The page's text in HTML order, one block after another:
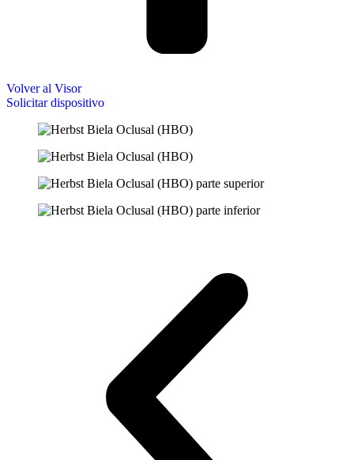
Volver al Visor
Solicitar dispositivo